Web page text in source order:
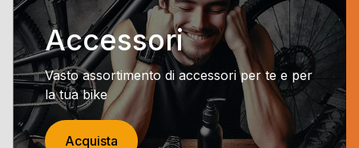
Accessori
Vasto assortimento di accessori per te e per
la tua bike
Acquista